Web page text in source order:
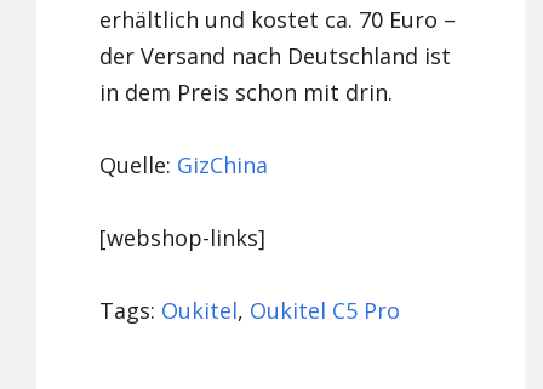
erhältlich und kostet ca. 70 Euro –
der Versand nach Deutschland ist
in dem Preis schon mit drin.
Quelle: GizChina
[webshop-links]
Tags: Oukitel, Oukitel C5 Pro